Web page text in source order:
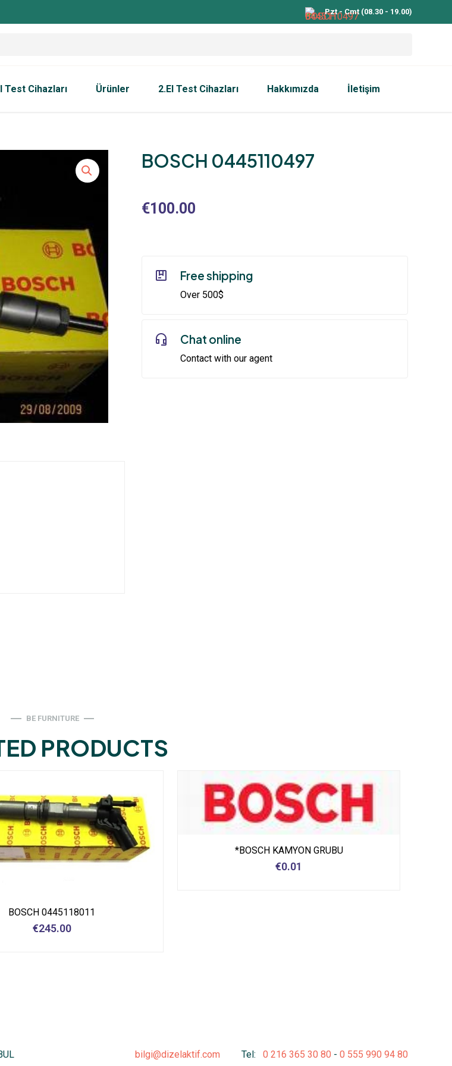
Pzt - Cmt (08.30 - 19.00)
Test Cihazları Ürünler 2.El Test Cihazları Hakkımızda İletişim
BOSCH 0445110497
€100.00
Free shipping
Over 500$
Chat online
Contact with our agent
BE FURNITURE
PRODUCTS
BOSCH 0445118011
€245.00
*BOSCH KAMYON GRUBU
€0.01
bilgi@dizelaktif.com Tel: 0 216 365 30 80 - 0 555 990 94 80